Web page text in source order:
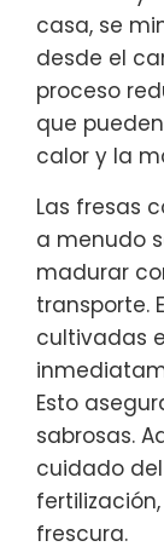
casa, se
desde el
proceso
que
calor y la
Las fresas
a menudo
madurar
transporte.
cultivadas
Esto
sabrosas.
cuidado
frescura.